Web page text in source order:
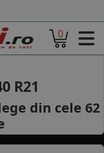
0
R21
din cele 62